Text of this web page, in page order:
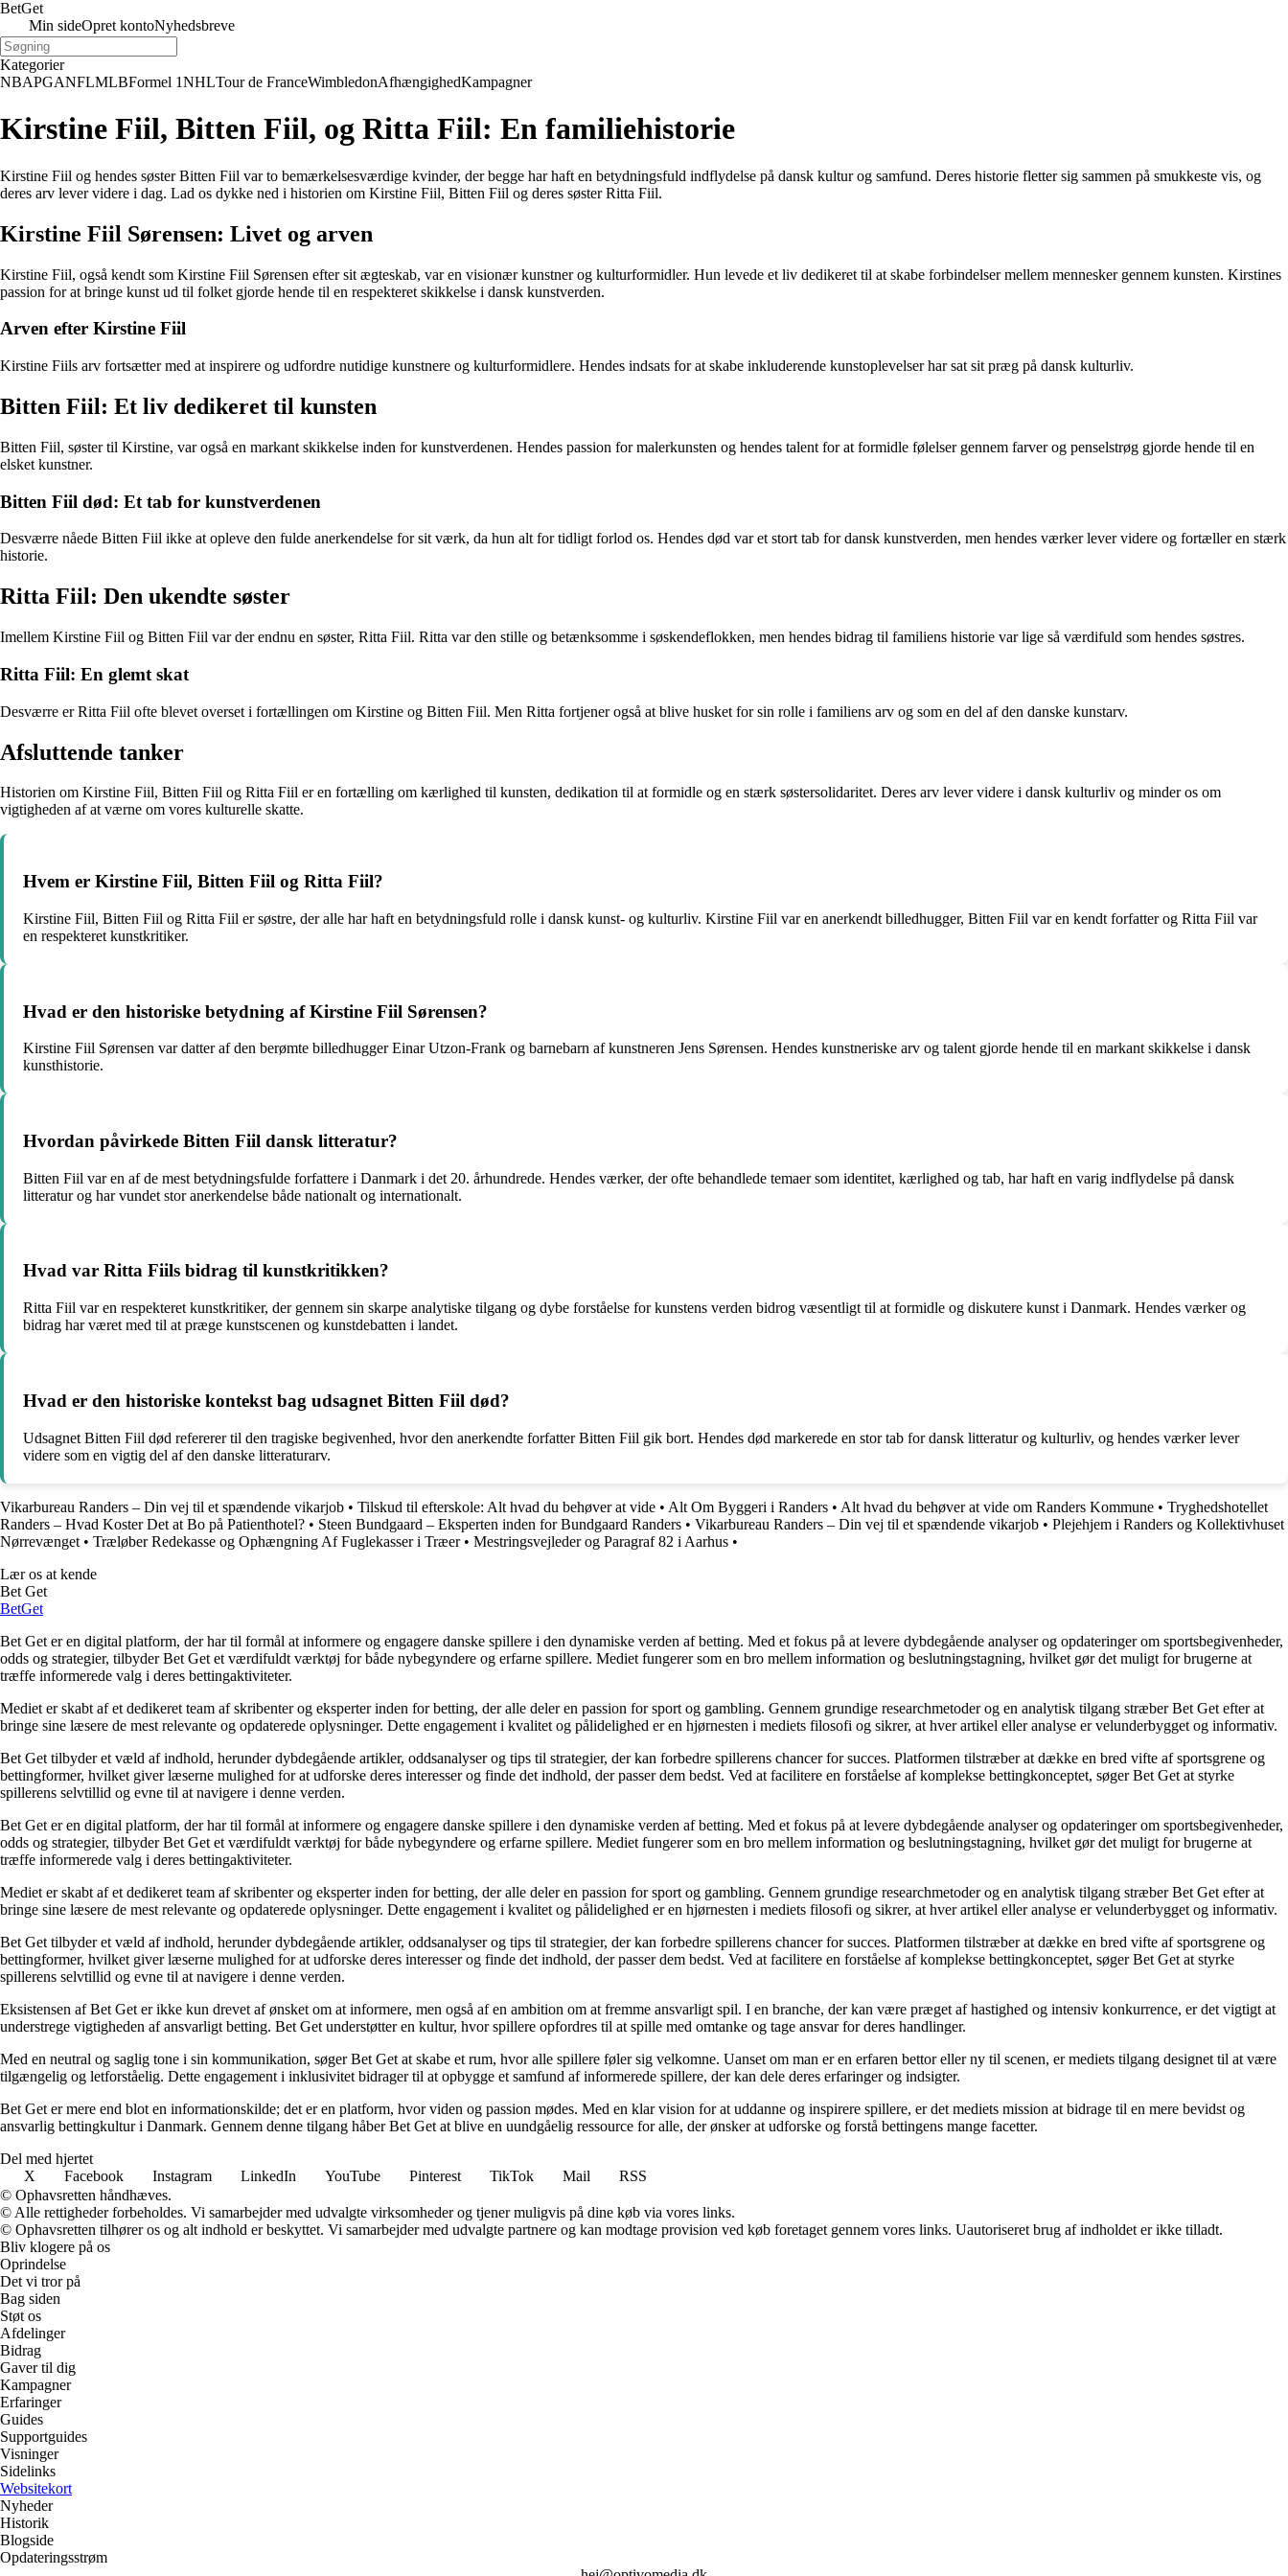
BetGet
Min sideOpret kontoNyhedsbreve
Kategorier
NBAPGANFLMLBFormel 1NHLTour de FranceWimbledonAfhængighedKampagner
Kirstine Fiil, Bitten Fiil, og Ritta Fiil: En familiehistorie
Kirstine Fiil og hendes søster Bitten Fiil var to bemærkelsesværdige kvinder, der begge har haft en betydningsfuld indflydelse på dansk kultur og samfund. Deres historie fletter sig sammen på smukkeste vis, og
deres arv lever videre i dag. Lad os dykke ned i historien om Kirstine Fiil, Bitten Fiil og deres søster Ritta Fiil.
Kirstine Fiil Sørensen: Livet og arven
Kirstine Fiil, også kendt som Kirstine Fiil Sørensen efter sit ægteskab, var en visionær kunstner og kulturformidler. Hun levede et liv dedikeret til at skabe forbindelser mellem mennesker gennem kunsten. Kirstines
passion for at bringe kunst ud til folket gjorde hende til en respekteret skikkelse i dansk kunstverden.
Arven efter Kirstine Fiil
Kirstine Fiils arv fortsætter med at inspirere og udfordre nutidige kunstnere og kulturformidlere. Hendes indsats for at skabe inkluderende kunstoplevelser har sat sit præg på dansk kulturliv.
Bitten Fiil: Et liv dedikeret til kunsten
Bitten Fiil, søster til Kirstine, var også en markant skikkelse inden for kunstverdenen. Hendes passion for malerkunsten og hendes talent for at formidle følelser gennem farver og penselstrøg gjorde hende til en
elsket kunstner.
Bitten Fiil død: Et tab for kunstverdenen
Desværre nåede Bitten Fiil ikke at opleve den fulde anerkendelse for sit værk, da hun alt for tidligt forlod os. Hendes død var et stort tab for dansk kunstverden, men hendes værker lever videre og fortæller en stærk
historie.
Ritta Fiil: Den ukendte søster
Imellem Kirstine Fiil og Bitten Fiil var der endnu en søster, Ritta Fiil. Ritta var den stille og betænksomme i søskendeflokken, men hendes bidrag til familiens historie var lige så værdifuld som hendes søstres.
Ritta Fiil: En glemt skat
Desværre er Ritta Fiil ofte blevet overset i fortællingen om Kirstine og Bitten Fiil. Men Ritta fortjener også at blive husket for sin rolle i familiens arv og som en del af den danske kunstarv.
Afsluttende tanker
Historien om Kirstine Fiil, Bitten Fiil og Ritta Fiil er en fortælling om kærlighed til kunsten, dedikation til at formidle og en stærk søstersolidaritet. Deres arv lever videre i dansk kulturliv og minder os om
vigtigheden af at værne om vores kulturelle skatte.
Hvem er Kirstine Fiil, Bitten Fiil og Ritta Fiil?
Kirstine Fiil, Bitten Fiil og Ritta Fiil er søstre, der alle har haft en betydningsfuld rolle i dansk kunst- og kulturliv. Kirstine Fiil var en anerkendt billedhugger, Bitten Fiil var en kendt forfatter og Ritta Fiil var
en respekteret kunstkritiker.
Hvad er den historiske betydning af Kirstine Fiil Sørensen?
Kirstine Fiil Sørensen var datter af den berømte billedhugger Einar Utzon-Frank og barnebarn af kunstneren Jens Sørensen. Hendes kunstneriske arv og talent gjorde hende til en markant skikkelse i dansk
kunsthistorie.
Hvordan påvirkede Bitten Fiil dansk litteratur?
Bitten Fiil var en af de mest betydningsfulde forfattere i Danmark i det 20. århundrede. Hendes værker, der ofte behandlede temaer som identitet, kærlighed og tab, har haft en varig indflydelse på dansk
litteratur og har vundet stor anerkendelse både nationalt og internationalt.
Hvad var Ritta Fiils bidrag til kunstkritikken?
Ritta Fiil var en respekteret kunstkritiker, der gennem sin skarpe analytiske tilgang og dybe forståelse for kunstens verden bidrog væsentligt til at formidle og diskutere kunst i Danmark. Hendes værker og
bidrag har været med til at præge kunstscenen og kunstdebatten i landet.
Hvad er den historiske kontekst bag udsagnet Bitten Fiil død?
Udsagnet Bitten Fiil død refererer til den tragiske begivenhed, hvor den anerkendte forfatter Bitten Fiil gik bort. Hendes død markerede en stor tab for dansk litteratur og kulturliv, og hendes værker lever
videre som en vigtig del af den danske litteraturarv.
Vikarbureau Randers – Din vej til et spændende vikarjob • Tilskud til efterskole: Alt hvad du behøver at vide • Alt Om Byggeri i Randers • Alt hvad du behøver at vide om Randers Kommune • Tryghedshotellet
Randers – Hvad Koster Det at Bo på Patienthotel? • Steen Bundgaard – Eksperten inden for Bundgaard Randers • Vikarbureau Randers – Din vej til et spændende vikarjob • Plejehjem i Randers og Kollektivhuset
Nørrevænget • Træløber Redekasse og Ophængning Af Fuglekasser i Træer• Mestringsvejleder og Paragraf 82 i Aarhus •
Lær os at kende
Bet Get
BetGet
Bet Get er en digital platform, der har til formål at informere og engagere danske spillere i den dynamiske verden af betting. Med et fokus på at levere dybdegående analyser og opdateringer om sportsbegivenheder,
odds og strategier, tilbyder Bet Get et værdifuldt værktøj for både nybegyndere og erfarne spillere. Mediet fungerer som en bro mellem information og beslutningstagning, hvilket gør det muligt for brugerne at
træffe informerede valg i deres bettingaktiviteter.
Mediet er skabt af et dedikeret team af skribenter og eksperter inden for betting, der alle deler en passion for sport og gambling. Gennem grundige researchmetoder og en analytisk tilgang stræber Bet Get efter at
bringe sine læsere de mest relevante og opdaterede oplysninger. Dette engagement i kvalitet og pålidelighed er en hjørnesten i mediets filosofi og sikrer, at hver artikel eller analyse er velunderbygget og informativ.
Bet Get tilbyder et væld af indhold, herunder dybdegående artikler, oddsanalyser og tips til strategier, der kan forbedre spillerens chancer for succes. Platformen tilstræber at dække en bred vifte af sportsgrene og
bettingformer, hvilket giver læserne mulighed for at udforske deres interesser og finde det indhold, der passer dem bedst. Ved at facilitere en forståelse af komplekse bettingkonceptet, søger Bet Get at styrke
spillerens selvtillid og evne til at navigere i denne verden.
Bet Get er en digital platform, der har til formål at informere og engagere danske spillere i den dynamiske verden af betting. Med et fokus på at levere dybdegående analyser og opdateringer om sportsbegivenheder,
odds og strategier, tilbyder Bet Get et værdifuldt værktøj for både nybegyndere og erfarne spillere. Mediet fungerer som en bro mellem information og beslutningstagning, hvilket gør det muligt for brugerne at
træffe informerede valg i deres bettingaktiviteter.
Mediet er skabt af et dedikeret team af skribenter og eksperter inden for betting, der alle deler en passion for sport og gambling. Gennem grundige researchmetoder og en analytisk tilgang stræber Bet Get efter at
bringe sine læsere de mest relevante og opdaterede oplysninger. Dette engagement i kvalitet og pålidelighed er en hjørnesten i mediets filosofi og sikrer, at hver artikel eller analyse er velunderbygget og informativ.
Bet Get tilbyder et væld af indhold, herunder dybdegående artikler, oddsanalyser og tips til strategier, der kan forbedre spillerens chancer for succes. Platformen tilstræber at dække en bred vifte af sportsgrene og
bettingformer, hvilket giver læserne mulighed for at udforske deres interesser og finde det indhold, der passer dem bedst. Ved at facilitere en forståelse af komplekse bettingkonceptet, søger Bet Get at styrke
spillerens selvtillid og evne til at navigere i denne verden.
Eksistensen af Bet Get er ikke kun drevet af ønsket om at informere, men også af en ambition om at fremme ansvarligt spil. I en branche, der kan være præget af hastighed og intensiv konkurrence, er det vigtigt at
understrege vigtigheden af ansvarligt betting. Bet Get understøtter en kultur, hvor spillere opfordres til at spille med omtanke og tage ansvar for deres handlinger.
Med en neutral og saglig tone i sin kommunikation, søger Bet Get at skabe et rum, hvor alle spillere føler sig velkomne. Uanset om man er en erfaren bettor eller ny til scenen, er mediets tilgang designet til at være
tilgængelig og letforståelig. Dette engagement i inklusivitet bidrager til at opbygge et samfund af informerede spillere, der kan dele deres erfaringer og indsigter.
Bet Get er mere end blot en informationskilde; det er en platform, hvor viden og passion mødes. Med en klar vision for at uddanne og inspirere spillere, er det mediets mission at bidrage til en mere bevidst og
ansvarlig bettingkultur i Danmark. Gennem denne tilgang håber Bet Get at blive en uundgåelig ressource for alle, der ønsker at udforske og forstå bettingens mange facetter.
Del med hjertet
X
Facebook Instagram LinkedIn YouTube Pinterest TikTok Mail
RSS
© Ophavsretten håndhæves.
© Alle rettigheder forbeholdes. Vi samarbejder med udvalgte virksomheder og tjener muligvis på dine køb via vores links.
© Ophavsretten tilhører os og alt indhold er beskyttet. Vi samarbejder med udvalgte partnere og kan modtage provision ved køb foretaget gennem vores links. Uautoriseret brug af indholdet er ikke tilladt.
Bliv klogere på os
Oprindelse
Det vi tror på
Bag siden
Støt os
Afdelinger
Bidrag
Gaver til dig
Kampagner
Erfaringer
Guides
Supportguides
Visninger
Sidelinks
Websitekort
Nyheder
Historik
Blogside
Opdateringsstrøm